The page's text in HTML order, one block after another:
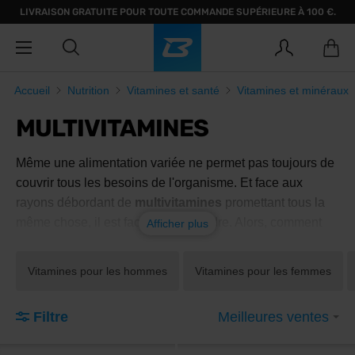
LIVRAISON GRATUITE POUR TOUTE COMMANDE SUPÉRIEURE À 100 €.
Accueil Nutrition Vitamines et santé Vitamines et minéraux
MULTIVITAMINES
Même une alimentation variée ne permet pas toujours de
couvrir tous les besoins de l'organisme. Et face aux
rayons débordant de
multivitamines
promettant tous la
même chose, il est facile de s'y perdre. Alors, comment
Que sont les multivitamines et
Afficher plus
Vitamines pour les hommes Vitamines pour les femmes
Filtre Meilleures ventes